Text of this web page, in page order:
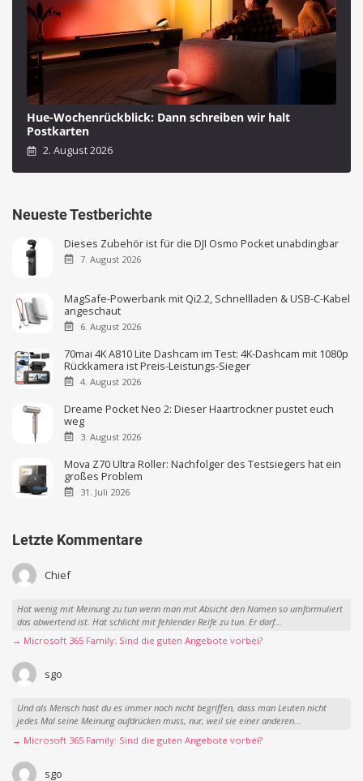
Hue-Wochenrückblick: Dann schreiben wir halt
Postkarten
2. August 2026
Neueste Testberichte
Dieses Zubehör ist für die DJI Osmo Pocket unabdingbar
7. August 2026
MagSafe-Powerbank mit Qi2.2, Schnellladen & USB-C-Kabel
angeschaut
6. August 2026
70mai 4K A810 Lite Dashcam im Test: 4K-Dashcam mit 1080p
Rückkamera ist Preis-Leistungs-Sieger
4. August 2026
Dreame Pocket Neo 2: Dieser Haartrockner pustet euch
weg
3. August 2026
Mova Z70 Ultra Roller: Nachfolger des Testsiegers hat ein
großes Problem
31. Juli 2026
Letzte Kommentare
Chief
Hat wenig mit Meinung zu tun wenn man mit Absicht den Namen so umformuliert
das abwertend ist. Hat schlicht mit fehlender Reife zu tun. Er darf...
→ Microsoft 365 Family: Sind die guten Angebote vorbei?
sgo
Und als Mensch hast du es immer noch nicht begriffen, dass man Leuten nicht
jedes Mal seine Meinung aufdrücken muss, nur, weil sie einer anderen...
→ Microsoft 365 Family: Sind die guten Angebote vorbei?
sgo